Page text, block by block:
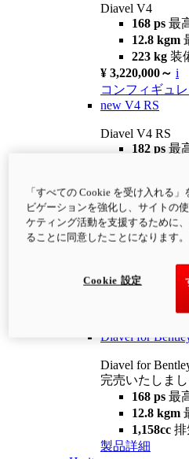
Diavel V4
168 ps 最
12.8 kgm
223 kg 装
¥ 3,220,000～ i
コンフィギュ
new V4 RS
Diavel V4 RS
182 ps 最
¥4,400,000 i
コンフィギュ
newV4 RS 100
12.2 kgm
Diavel for
Diavel for
完売いたしま
168 ps 最
12.8 kgm
1,158cc 排
製品詳細
「すべての Cookie を受け入れる
ビゲーションを強化し、サイトの
ケティング活動を支援するために
ることに同意したことになります。
Cookie 設定